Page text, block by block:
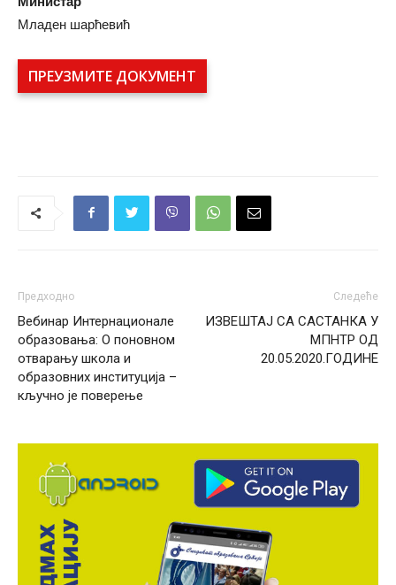
Младен шарћевић
ПРЕУЗМИТЕ ДОКУМЕНТ
Предходно
Вебинар Интернационале
образовања: О поновном
отварању школа и
образовних институција –
кључно је поверење
Следеће
ИЗВЕШТАЈ СА САСТАНКА У
МПНТР ОД
20.05.2020.ГОДИНЕ